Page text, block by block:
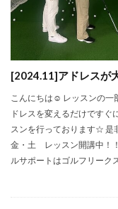
[2024.11]アドレスが
こんにちは☺ レッスンの一
ドレスを変えるだけですぐ
スンを行っております☆ 是
金・土 レッスン開講中！
ルサポートはゴルフリーク